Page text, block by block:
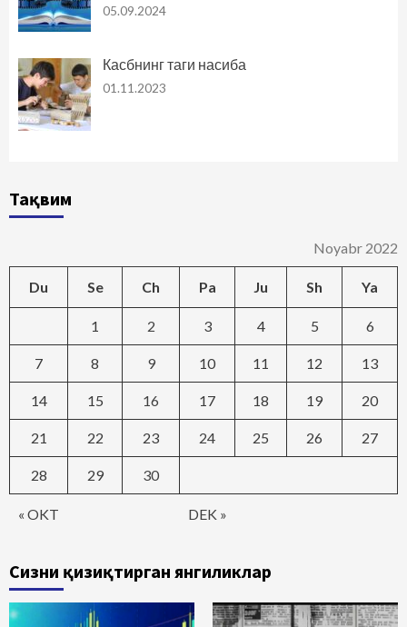
05.09.2024
Касбнинг таги насиба
01.11.2023
Тақвим
Noyabr 2022
Du Se Ch Pa Ju Sh Ya
« OKT DEK »
1 2 3 4 5 6
7 8 9 10 11 12 13
14 15 16 17 18 19 20
21 22 23 24 25 26 27
28 29 30
Сизни қизиқтирган янгиликлар